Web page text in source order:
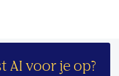
AI voor je op?